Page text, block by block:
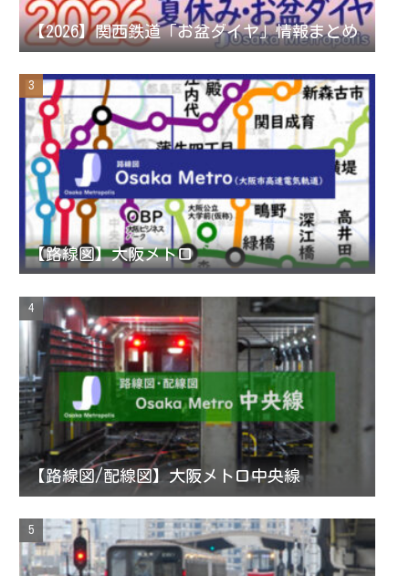
n
e
【2026】関西鉄道「お盆ダイヤ」情報まとめ
【路線図】大阪メトロ
【路線図/配線図】大阪メトロ中央線